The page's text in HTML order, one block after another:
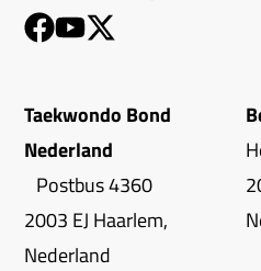
Taekwondo Bond
Nederland
Postbus 4360
2003 EJ Haarlem,
Nederland